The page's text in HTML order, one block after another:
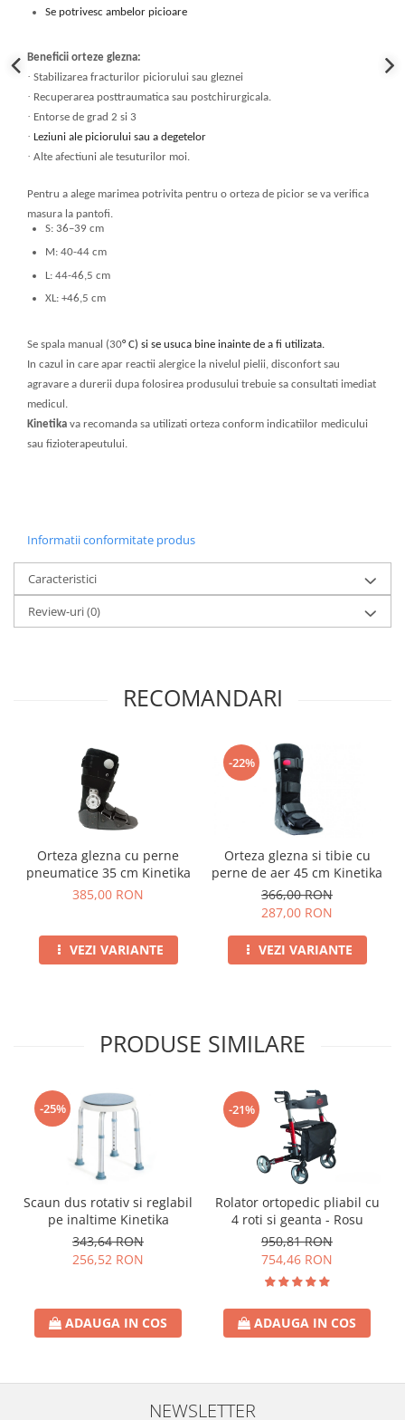
Se potrivesc ambelor picioare
Beneficii orteze glezna:
· Stabilizarea fracturilor piciorului sau gleznei
· Recuperarea posttraumatica sau postchirurgicala.
· Entorse de grad 2 si 3
· Leziuni ale piciorului sau a degetelor
· Alte afectiuni ale tesuturilor moi.
Pentru a alege marimea potrivita pentru o orteza de picior se va verifica
masura la pantofi.
S: 36–39 cm
M: 40-44 cm
L: 44-46,5 cm
XL: +46,5 cm
Se spala manual (30° C) si se usuca bine inainte de a fi utilizata.
In cazul in care apar reactii alergice la nivelul pielii, disconfort sau
agravare a durerii dupa folosirea produsului trebuie sa consultati imediat
medicul.
Kinetika va recomanda sa utilizati orteza conform indicatiilor medicului
sau fizioterapeutului.
Informatii conformitate produs
Caracteristici
Review-uri(0)
RECOMANDARI
Orteza glezna cu perne
pneumatice 35 cm Kinetika
385,00 RON
VEZI VARIANTE
-22%
Orteza glezna si tibie cu
perne de aer 45 cm Kinetika
366,00 RON
287,00 RON
VEZI VARIANTE
PRODUSE SIMILARE
-25%
Scaun dus rotativ si reglabil
pe inaltime Kinetika
343,64 RON
256,52 RON
ADAUGA IN COS
-21%
Rolator ortopedic pliabil cu
4 roti si geanta - Rosu
950,81 RON
754,46 RON
ADAUGA IN COS
NEWSLETTER